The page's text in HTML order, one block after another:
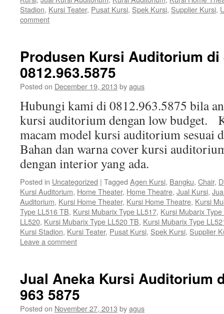
Stadion, Kursi Teater, Pusat Kursi, Spek Kursi, Supplier Kursi,
comment
Produsen Kursi Auditorium
0812.963.5875
Posted on December 19, 2013 byagus
Hubungi kami di 0812.963.5875 bila
kursi auditorium dengan low budget.
macam model kursi auditorium sesuai
Bahan dan warna cover kursi
dengan interior yang ada.
Posted in Uncategorized | Tagged Agen Kursi, Bangku, Chair,
Kursi Auditorium, Home Theater, Home Theatre, Jual Kursi,
Auditorium, Kursi Home Theater, Kursi Home Theatre, Kursi
Type LL516 TB, Kursi Mubarix Type LL517, Kursi Mubarix
LL520, Kursi Mubarix Type LL520 TB, Kursi Mubarix Type
Kursi Stadion, Kursi Teater, Pusat Kursi, Spek Kursi, Supplier
Leave a comment
Jual Aneka Kursi Auditorium
963 5875
Posted on November 27, 2013 byagus